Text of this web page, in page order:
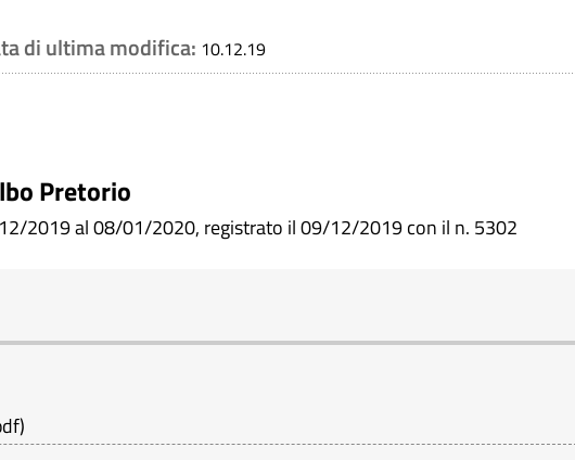
di ultima modifica: 10.12.19
Pretorio
2019 al 08/01/2020, registrato il 09/12/2019 con il n. 5302
)